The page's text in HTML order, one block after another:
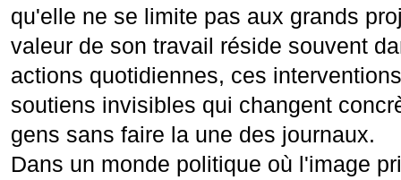
qu'elle ne se limite pas aux grands
valeur de son travail réside souvent
actions quotidiennes, ces
soutiens invisibles qui changent
gens sans faire la une des journaux.
Dans un monde politique où l'image